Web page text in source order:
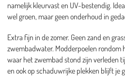
namelijk kleurvast en UV-bestendig.
wel groen, maar geen onderhoud in
Extra fijn in de zomer. Geen zand en
zwembadwater. Modderpoelen rondom
waar het zwembad stond zijn verleden
en ook op schaduwrijke plekken blijft je